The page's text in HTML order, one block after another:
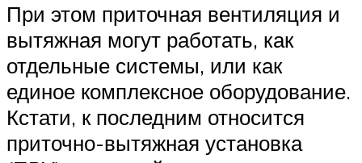
При этом приточная вентиляция и
вытяжная могут работать, как
отдельные системы, или как
единое комплексное оборудование.
Кстати, к последним относится
приточно-вытяжная установка